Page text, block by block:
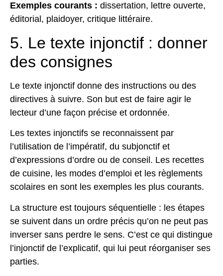
Exemples courants : dissertation, lettre ouverte,
éditorial, plaidoyer, critique littéraire.
5. Le texte injonctif : donner
des consignes
Le texte injonctif donne des instructions ou des
directives à suivre. Son but est de faire agir le
lecteur d’une façon précise et ordonnée.
Les textes injonctifs se reconnaissent par
l’utilisation de l’impératif, du subjonctif et
d’expressions d’ordre ou de conseil. Les recettes
de cuisine, les modes d’emploi et les règlements
scolaires en sont les exemples les plus courants.
La structure est toujours séquentielle : les étapes
se suivent dans un ordre précis qu’on ne peut pas
inverser sans perdre le sens. C’est ce qui distingue
l’injonctif de l’explicatif, qui lui peut réorganiser ses
parties.